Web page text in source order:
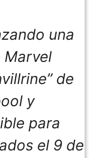
una
de
y
para
el 9 de